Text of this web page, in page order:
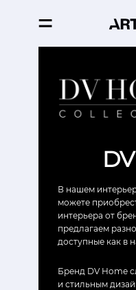
В нашем
можете
интерьера от
предлагаем
доступные как в
Бренд DV Home
и стильным